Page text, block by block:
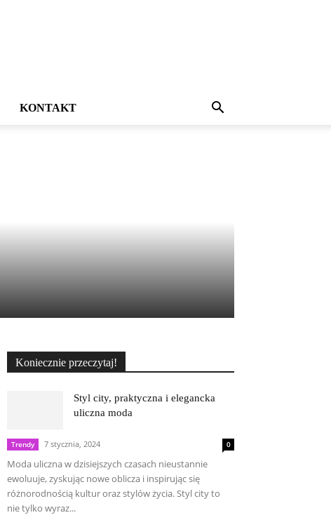
KONTAKT
Koniecznie przeczytaj!
Styl city, praktyczna i elegancka
uliczna moda
Trendy 7 stycznia, 2024 0
Moda uliczna w dzisiejszych czasach nieustannie
ewoluuje, zyskując nowe oblicza i inspirując się
różnorodnością kultur oraz stylów życia. Styl city to
nie tylko wyraz...